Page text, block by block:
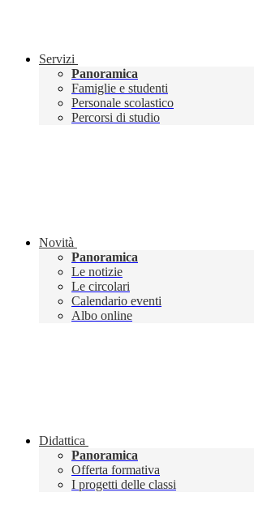
Servizi
Panoramica
Famiglie e studenti
Personale scolastico
Percorsi di studio
Novità
Panoramica
Le notizie
Le circolari
Calendario eventi
Albo online
Didattica
Panoramica
Offerta formativa
I progetti delle classi